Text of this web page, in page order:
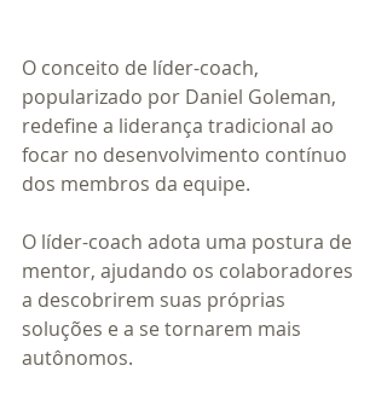
O conceito de líder-coach,
popularizado por Daniel Goleman,
redefine a liderança tradicional ao
focar no desenvolvimento contínuo
dos membros da equipe.
O líder-coach adota uma postura de
mentor, ajudando os colaboradores
a descobrirem suas próprias
soluções e a se tornarem mais
autônomos.